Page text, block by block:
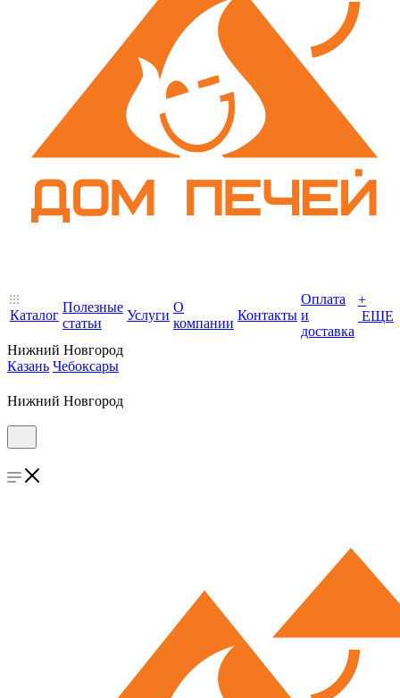
Каталог
Полезные
статьи
Услуги
О
компании
Контакты
Оплата
и
доставка
+
ЕЩЕ
Нижний Новгород
Казань Чебоксары
Нижний Новгород